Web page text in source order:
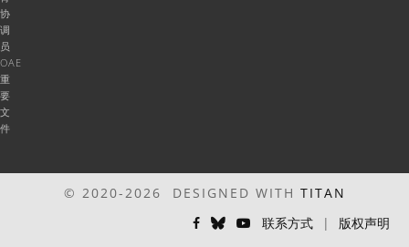
协
调
员
OAE
重
要
文
件
© 2020-2026 DESIGNED WITH TITAN
联系方式
| 版权声明